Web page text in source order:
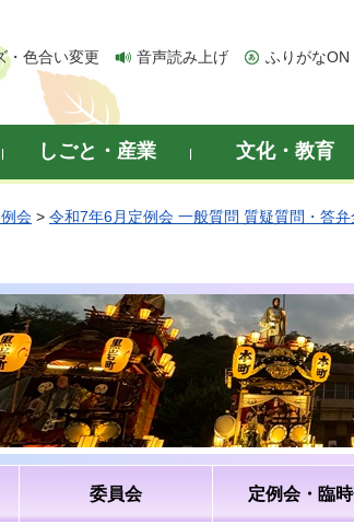
・色合い変更 音声読み上げ ふりがなON
しごと・産業 文化・教育
会 > 令和7年6月定例会 一般質問 質疑質問・答弁
委員会 定例会・臨